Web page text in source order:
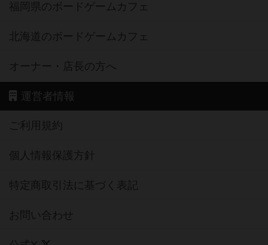
福岡県のボードゲームカフェ
北海道のボードゲームカフェ
オーナー・店長の方へ
運営者情報
ご利用規約
個人情報保護方針
特定商取引法に基づく表記
お問い合わせ